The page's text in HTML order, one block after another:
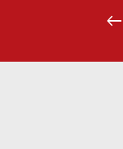
keyboard_backspace